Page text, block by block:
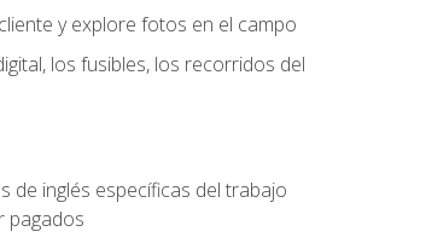
y explore fotos en el campo
los fusibles, los recorridos del
de inglés específicas del trabajo
pagados